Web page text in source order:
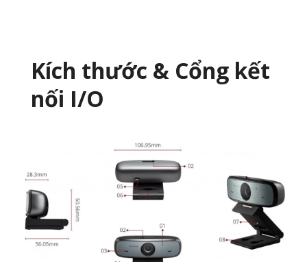
Kích thước & Cổng kết
nối I/O